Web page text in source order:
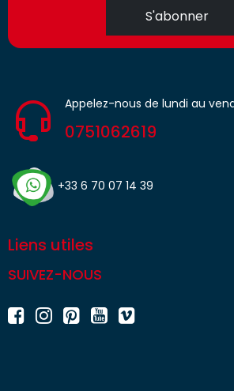
S'abonner
Appelez-nous de lundi au
0751062619
+33 6 70 07 14 39
Liens utiles
SUIVEZ-NOUS